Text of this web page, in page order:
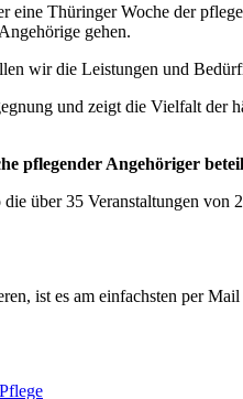
Thüringer Woche der
gehen.
wir die Leistungen und
und zeigt die Vielfalt der
pflegender Angehöriger
über 35 Veranstaltungen von
ist es am einfachsten per